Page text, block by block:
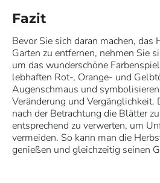
Fazit
Bevor Sie sich daran machen, das
Garten zu entfernen, nehmen Sie
um das wunderschöne
lebhaften Rot-, Orange- und
Augenschmaus und
Veränderung und Vergänglichkeit.
nach der Betrachtung die Blätter
entsprechend zu verwerten, um
vermeiden. So kann man die
genießen und gleichzeitig seinen